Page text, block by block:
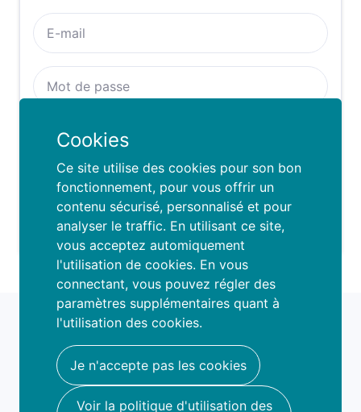
Cookies
Ce site utilise des cookies pour son bon
fonctionnement, pour vous offrir un
contenu sécurisé, personnalisé et pour
analyser le traffic. En utilisant ce site,
vous acceptez automiquement
l'utilisation de cookies. En vous
connectant, vous pouvez régler des
paramètres supplémentaires quant à
l'utilisation des cookies.
Je n'accepte pas les cookies
Voir la politique d'utilisation des
Se rappeller de moi :
SE CONNECTER
Mot de passe oublié ?
famio
hello@famio.be
A propos